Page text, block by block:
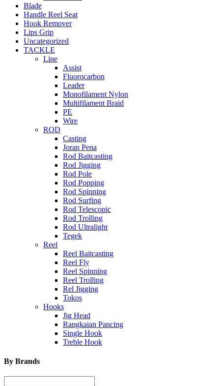
Blade
Handle Reel Seat
Hook Remover
Lips Grip
Uncategorized
TACKLE
Line
Assist
Fluorocarbon
Leader
Monofilament Nylon
Multifilament Braid
PE
Wire
ROD
Casting
Joran Pena
Rod Baitcasting
Rod Jigging
Rod Pole
Rod Popping
Rod Spinning
Rod Surfing
Rod Telescopic
Rod Trolling
Rod Ultralight
Tegek
Reel
Reel Baitcasting
Reel Fly
Reel Spinning
Reel Trolling
Rel Jigging
Tokos
Hooks
Jig Head
Rangkaian Pancing
Single Hook
Treble Hook
By Brands